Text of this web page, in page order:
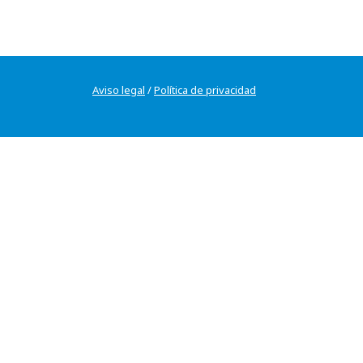
Aviso legal /Política de privacidad